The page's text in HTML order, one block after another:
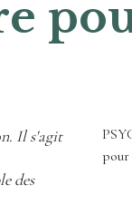
pour
Il s'agit
des